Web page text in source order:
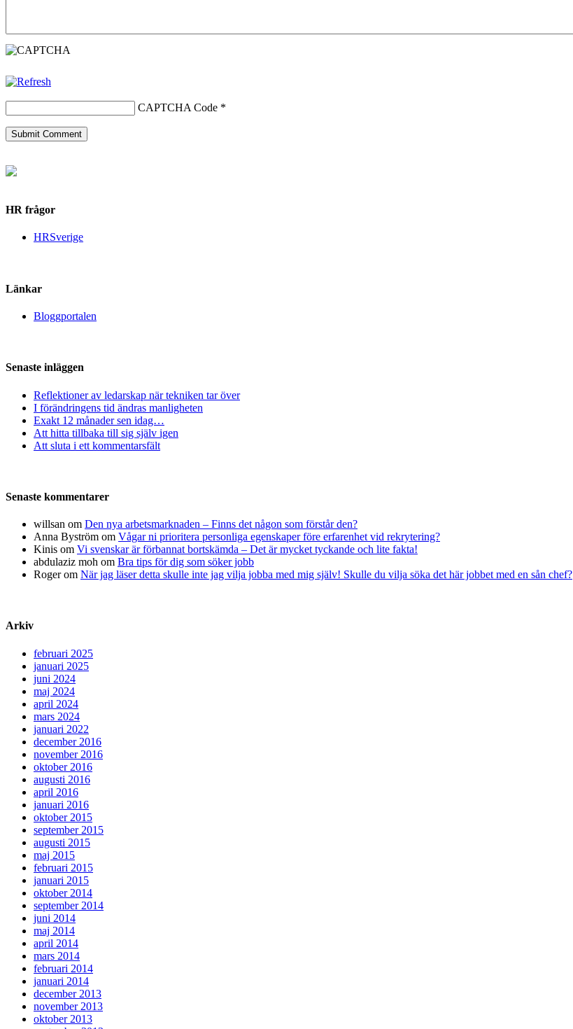
CAPTCHA Code *
HR frågor
HRSverige
Länkar
Bloggportalen
Senaste inläggen
Reflektioner av ledarskap när tekniken tar över
I förändringens tid ändras manligheten
Exakt 12 månader sen idag…
Att hitta tillbaka till sig själv igen
Att sluta i ett kommentarsfält
Senaste kommentarer
willsan om Den nya arbetsmarknaden – Finns det någon som förstår den?
Anna Byström om Vågar ni prioritera personliga egenskaper före erfarenhet vid rekrytering?
Kinis om Vi svenskar är förbannat bortskämda – Det är mycket tyckande och lite fakta!
abdulaziz moh om Bra tips för dig som söker jobb
Rogerom När jag läser detta skulle inte jag vilja jobba med mig själv! Skulle du vilja söka det här jobbet med en sån chef?
Arkiv
februari 2025
januari 2025
juni 2024
maj 2024
april 2024
mars 2024
januari 2022
december 2016
november 2016
oktober 2016
augusti 2016
april 2016
januari 2016
oktober 2015
september 2015
augusti 2015
maj 2015
februari 2015
januari 2015
oktober 2014
september 2014
juni 2014
maj 2014
april 2014
mars 2014
februari 2014
januari 2014
december 2013
november 2013
oktober 2013